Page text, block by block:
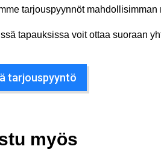
tarjouspyynnöt
tapauksissa voit ottaa suoraan
tarjouspyyntö
myös